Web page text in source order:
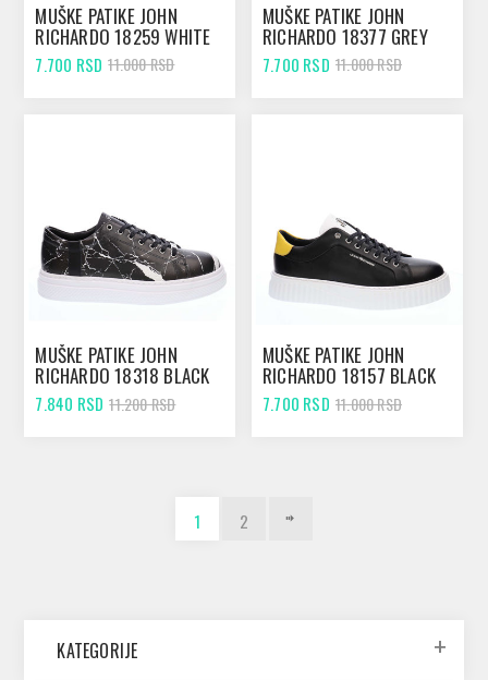
MUŠKE PATIKE JOHN
RICHARDO 18259 WHITE
7.700 RSD 11.000 RSD
MUŠKE PATIKE JOHN
RICHARDO 18377 GREY
7.700 RSD 11.000 RSD
MUŠKE PATIKE JOHN
RICHARDO 18318 BLACK
7.840 RSD 11.200 RSD
MUŠKE PATIKE JOHN
RICHARDO 18157 BLACK
7.700 RSD 11.000 RSD
1 2
KATEGORIJE